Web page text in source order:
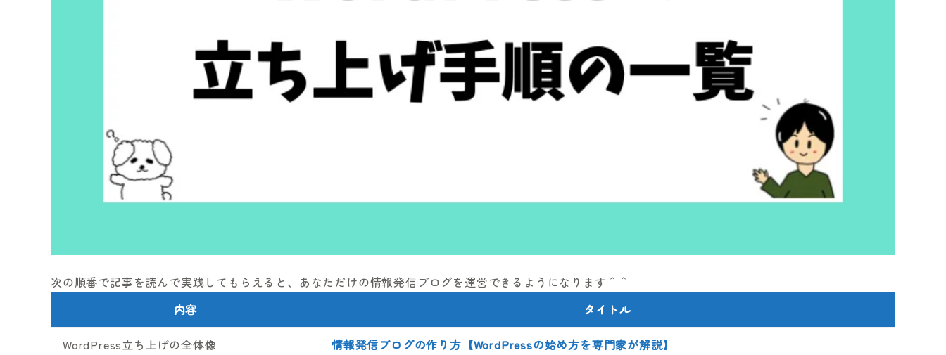
次の順番で記事を読んで実践してもらえると、あなただけの情報発信ブログを運営できるようになります＾＾
内容
タイトル
WordPress立ち上げの全体像 情報発信ブログの作り方【WordPressの始め方を専門家が解説】